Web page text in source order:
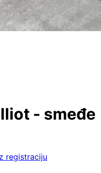
- smeđe
registraciju